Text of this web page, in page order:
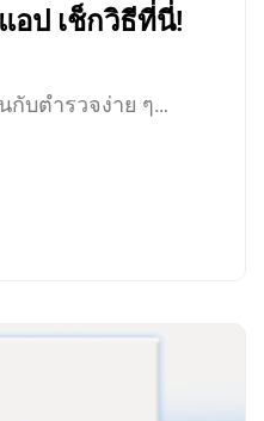
อป เช็กวิธีที่นี่!
กับตำรวจง่าย ๆ…